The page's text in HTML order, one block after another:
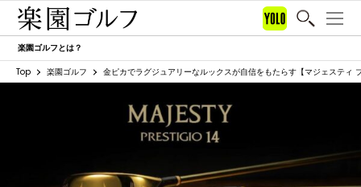
楽園ゴルフとは？
Top 楽園ゴルフ 金ピカでラグジュアリーなルックスが自信をもたらす【マジェスティ